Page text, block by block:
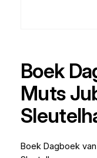
Boek
Muts
Boek Dagboek